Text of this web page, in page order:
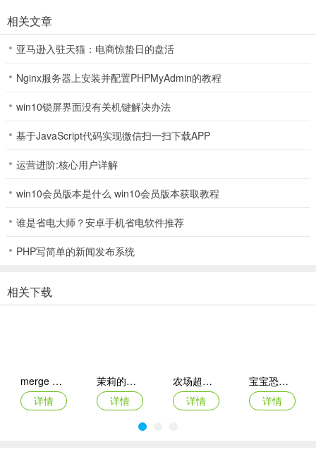
1、获取方法：用拳头疯狂击打威廉先生若干次。
2、获取方法：不断给福尔摩斯打电话直到出现重复动作。
3、获取方法：用蓝色颜料将月亮染色。
五、第四章
获取方法：在与护卫对战的场景点击这个灌木丛五次。
相关文章
亚马逊入驻天猫：电商惊蛰日的盘活
Nginx服务器上安装并配置PHPMyAdmin的教程
win10锁屏界面没有关机键解决办法
基于JavaScript代码实现微信扫一扫下载APP
运营进阶:核心用户详解
win10会员版本是什么 win10会员版本获取教程
谁是省电大师？安卓手机省电软件推荐
PHP写简单的新闻发布系统
相关下载
merge dragons ios版
详情
茉莉的花园ipad版
详情
农场超级传奇苹果版
详情
宝宝恐龙家园ios版
详情